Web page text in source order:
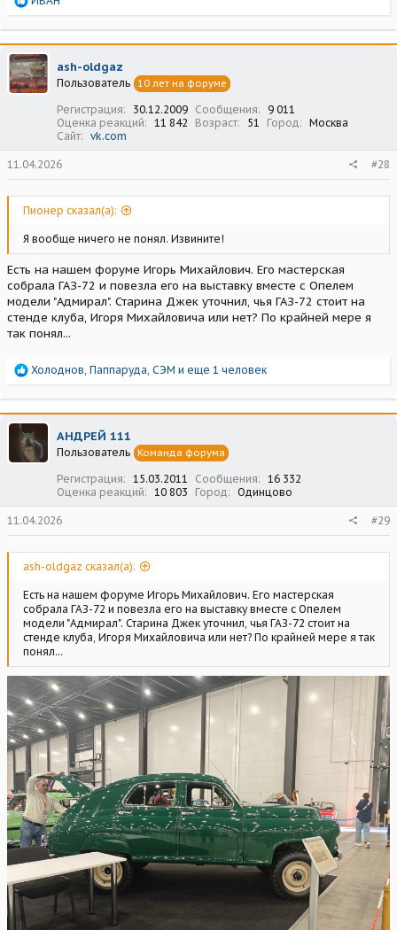
а
к
ц
и
и
ash-oldgaz
Пользователь 10 лет на форуме
Регистрация 30.12.2009 Сообщения
9 011
Оценка реакций
11 842 Возраст 51 Город
Москва
Сайт
vk.com
11.04.2026 #28
Пионер сказал(а):
Я вообще ничего не понял. Извините!
Есть на нашем форуме Игорь Михайлович. Его мастерская
собрала ГАЗ-72 и повезла его на выставку вместе с Опелем
модели "Адмирал". Старина Джек уточнил, чья ГАЗ-72 стоит на
стенде клуба, Игоря Михайловича или нет? По крайней мере я
так понял...
Р
а
к
ц
и
и
Холоднов, Паппаруда, СЭМ и еще 1 человек
АНДРЕЙ 111
Пользователь Команда форума
Регистрация 15.03.2011 Сообщения
16 332
Оценка реакций
10 803 Город Одинцово
11.04.2026 #29
ash-oldgaz сказал(а):
Есть на нашем форуме Игорь Михайлович. Его мастерская
собрала ГАЗ-72 и повезла его на выставку вместе с Опелем
модели "Адмирал". Старина Джек уточнил, чья ГАЗ-72 стоит на
стенде клуба, Игоря Михайловича или нет? По крайней мере я так
понял...